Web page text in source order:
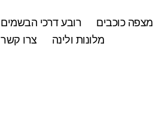
מצפה כוכבים
רובע דרכי הבשמים
מלונות ולינה
צרו קשר